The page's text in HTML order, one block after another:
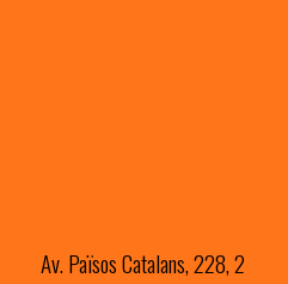
Av. Països Catalans, 228, 2